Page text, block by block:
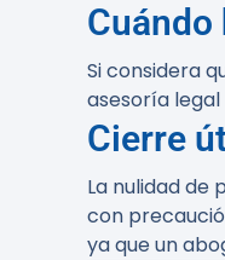
Cuándo
Si considera
asesoría
Cierre
La nulidad
con
ya que un